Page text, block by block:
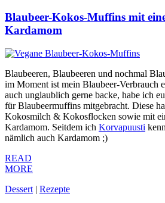
Blaubeer-Kokos-Muffins mit
Kardamom
Blaubeeren, Blaubeeren und nochmal
im Moment ist mein Blaubeer-Verbrauch
auch unglaublich gerne backe, habe ich
für Blaubeermuffins mitgebracht. Diese
Kokosmilch & Kokosflocken sowie mit
Kardamom. Seitdem ich Korvapuusti
nämlich auch Kardamom ;)
READ
MORE
Dessert | Rezepte